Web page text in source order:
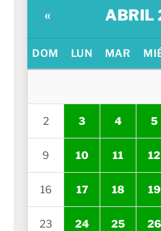
« ABRIL
DOM LUN MAR
2 3 4 5
9 10 11 12
16 17 18 19
23 24 25 26